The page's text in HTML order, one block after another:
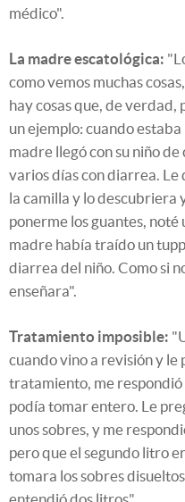
médico".
La madre escatológica:
como vemos muchas
hay cosas que, de
un ejemplo: cuando
madre llegó con su niño
varios días con diarrea. Le
la camilla y lo descubriera
ponerme los guantes,
madre había traído un
diarrea del niño. Como si
enseñara".
Tratamiento imposible:
cuando vino a revisión y le
tratamiento, me respondió
podía tomar entero. Le
unos sobres, y me
pero que el segundo litro
tomara los sobres